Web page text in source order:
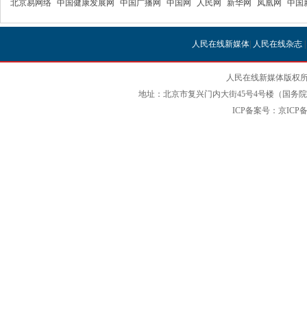
北京易网络 中国健康发展网 中国广播网 中国网 人民网 新华网 凤凰网 中国
人民在线新媒体| 人民在线杂志|
人民在线新媒体版权
地址：北京市复兴门内大街45号4号楼（国务
ICP备案号：京ICP